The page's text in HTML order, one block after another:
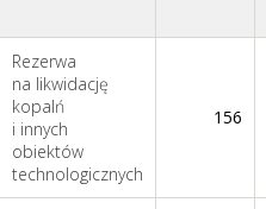
Rezerwa
na likwidację
kopalń
i innych
obiektów
technologicznych
156